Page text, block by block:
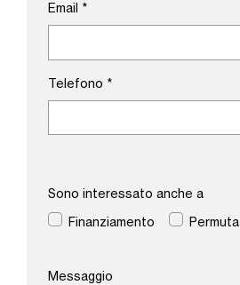
Email *
Telefono *
Sono interessato anche a
Finanziamento
Permuta
Messaggio